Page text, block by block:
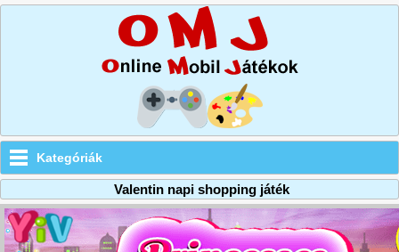
Kategóriák
Valentin napi shopping játék